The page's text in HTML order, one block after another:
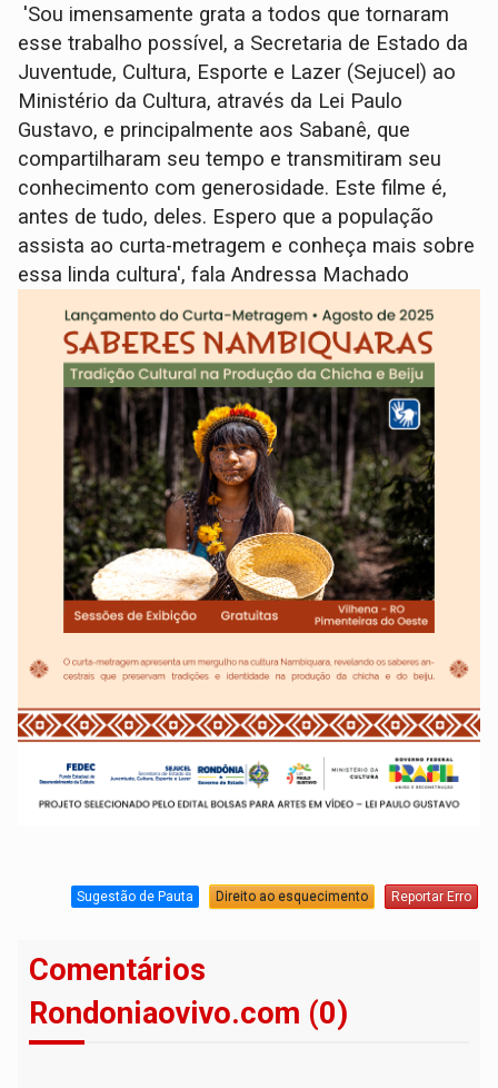
'Sou imensamente grata a todos que tornaram
esse trabalho possível, a Secretaria de Estado da
Juventude, Cultura, Esporte e Lazer (Sejucel) ao
Ministério da Cultura, através da Lei Paulo
Gustavo, e principalmente aos Sabanê, que
compartilharam seu tempo e transmitiram seu
conhecimento com generosidade. Este filme é,
antes de tudo, deles. Espero que a população
assista ao curta-metragem e conheça mais sobre
essa linda cultura', fala Andressa Machado
Sugestão de Pauta Direito ao esquecimento Reportar Erro
Comentários
Rondoniaovivo.com (0)